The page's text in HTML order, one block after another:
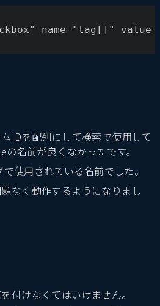
name="tag[]"
IDを配列にして検索で使用して
名前が良くなかったです。
使用されている名前でした。
なく動作するようになりまし
付けなくてはいけません。